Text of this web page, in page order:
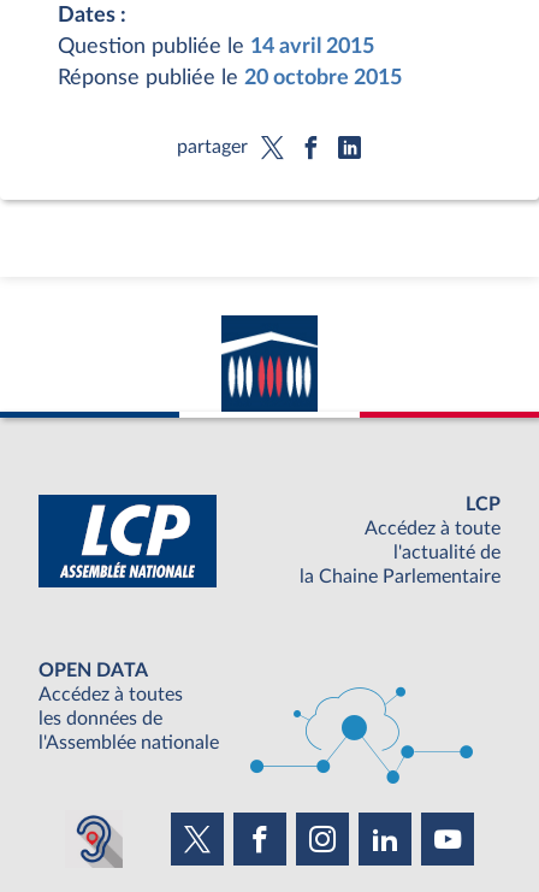
Dates :
Question publiée le 14 avril 2015
Réponse publiée le 20 octobre 2015
partager
LCP
Accédez à toute
l'actualité de
la Chaine Parlementaire
OPEN DATA
Accédez à toutes
les données de
l'Assemblée nationale